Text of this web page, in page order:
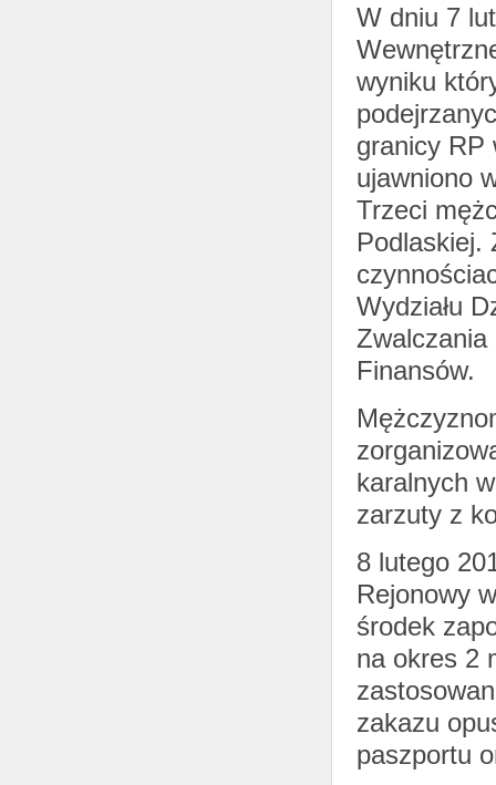
W dniu 7
wyniku
granicy RP
ujawniono
Trzeci
Podlaskiej.
Wydziału
Finansów.
karalnych
zarzuty z
8 lutego
Rejonowy
środek
na okres 2
zakazu
paszportu